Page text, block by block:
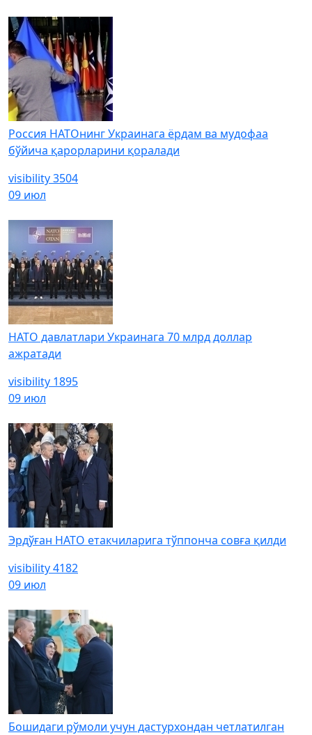
Россия НАТОнинг Украинага ёрдам ва мудофаа
бўйича қарорларини қоралади
visibility3504
09 июл
НАТО давлатлари Украинага 70 млрд доллар
ажратади
visibility 1895
09 июл
Эрдўған НАТО етакчиларига тўппонча совға қилди
visibility4182
09 июл
Бошидаги рўмоли учун дастурхондан четлатилган